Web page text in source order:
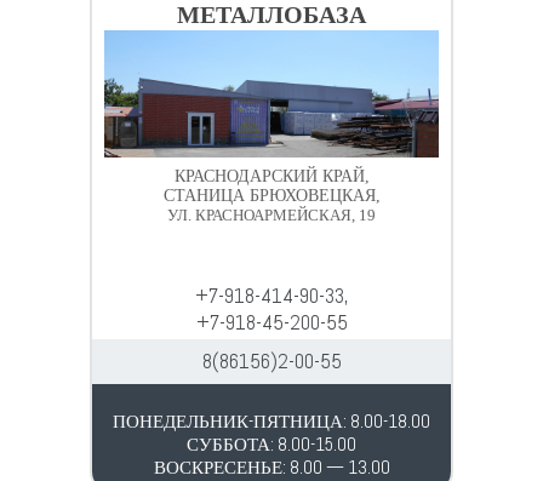
МЕТАЛЛОБАЗА
КРАСНОДАРСКИЙ КРАЙ,
СТАНИЦА БРЮХОВЕЦКАЯ,
УЛ. КРАСНОАРМЕЙСКАЯ, 19
+7-918-414-90-33,
+7-918-45-200-55
8(86156)2-00-55
ПОНЕДЕЛЬНИК-ПЯТНИЦА: 8.00-18.00
СУББОТА: 8.00-15.00
ВОСКРЕСЕНЬЕ: 8.00 — 13.00